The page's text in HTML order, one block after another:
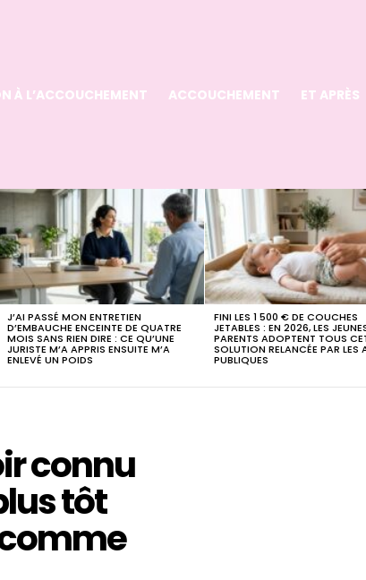
À L’ACCOUCHEMENT ACCOUCHEMENT ET APRÈS
J’AI PASSÉ MON ENTRETIEN
D’EMBAUCHE ENCEINTE DE QUATRE
MOIS SANS RIEN DIRE : CE QU’UNE
JURISTE M’A APPRIS ENSUITE M’A
ENLEVÉ UN POIDS
FINI LES 1 500 € DE COUCHES
JETABLES : EN 2026, LES
PARENTS ADOPTENT TOUS
SOLUTION RELANCÉE PAR LES
PUBLIQUES
connu
tôt